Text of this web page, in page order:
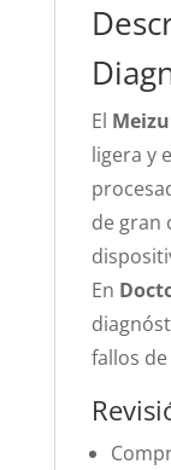
El
ligera y
de gran
En
fallos